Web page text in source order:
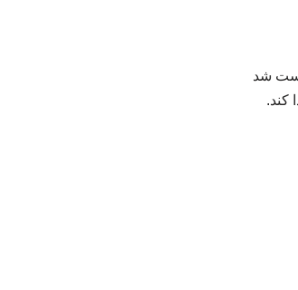
شد
کند.